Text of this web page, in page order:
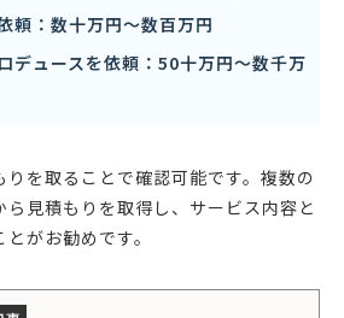
頼：数十万円〜数百万円
デュースを依頼：50十万円〜数千万
を取ることで確認可能です。複数の
見積もりを取得し、サービス内容と
がお勧めです。